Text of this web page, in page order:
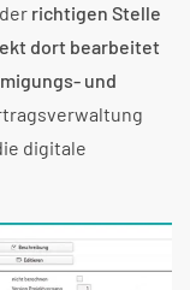
richtigen Stelle
dort bearbeitet
und
digitale